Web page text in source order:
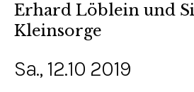
Erhard Löblein und
Kleinsorge
Sa., 12.10 2019